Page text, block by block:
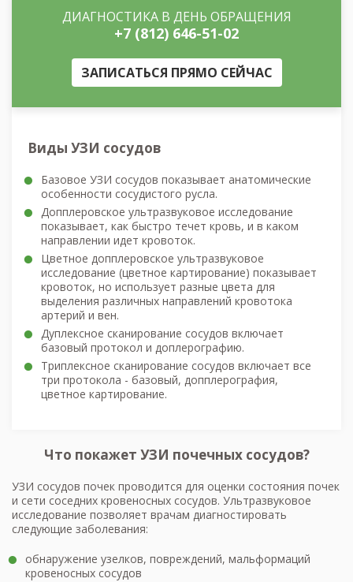
ДИАГНОСТИКА В ДЕНЬ ОБРАЩЕНИЯ
+7 (812) 646-51-02
ЗАПИСАТЬСЯ ПРЯМО СЕЙЧАС
Виды УЗИ сосудов
Базовое УЗИ сосудов показывает анатомические
особенности сосудистого русла.
Допплеровское ультразвуковое исследование
показывает, как быстро течет кровь, и в каком
направлении идет кровоток.
Цветное допплеровское ультразвуковое
исследование (цветное картирование) показывает
кровоток, но использует разные цвета для
выделения различных направлений кровотока
артерий и вен.
Дуплексное сканирование сосудов включает
базовый протокол и доплерографию.
Триплексное сканирование сосудов включает все
три протокола - базовый, допплерография,
цветное картирование.
Что покажет УЗИ почечных сосудов?
УЗИ сосудов почек проводится для оценки состояния почек
и сети соседних кровеносных сосудов. Ультразвуковое
исследование позволяет врачам диагностировать
следующие заболевания:
обнаружение узелков, повреждений, мальформаций
кровеносных сосудов